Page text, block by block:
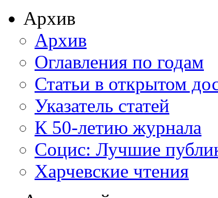
Архив
Архив
Оглавления по годам
Статьи в открытом
Указатель статей
К 50-летию журнала
Социс: Лучшие
Харчевские чтения